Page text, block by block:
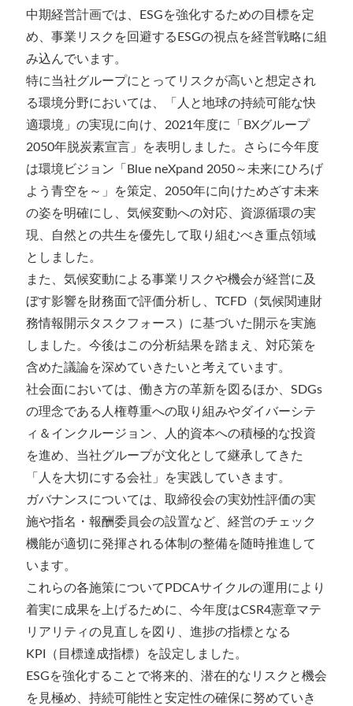
中期経営計画では、ESGを強化するための目標を定
め、事業リスクを回避するESGの視点を経営戦略に組
み込んでいます。
特に当社グループにとってリスクが高いと想定され
る環境分野においては、「人と地球の持続可能な快
適環境」の実現に向け、2021年度に「BXグループ
2050年脱炭素宣言」を表明しました。さらに今年度
は環境ビジョン「Blue neXpand 2050～未来にひろげ
よう青空を～」を策定、2050年に向けためざす未来
の姿を明確にし、気候変動への対応、資源循環の実
現、自然との共生を優先して取り組むべき重点領域
としました。
また、気候変動による事業リスクや機会が経営に及
ぼす影響を財務面で評価分析し、TCFD（気候関連財
務情報開示タスクフォース）に基づいた開示を実施
しました。今後はこの分析結果を踏まえ、対応策を
含めた議論を深めていきたいと考えています。
社会面においては、働き方の革新を図るほか、SDGs
の理念である人権尊重への取り組みやダイバーシテ
ィ＆インクルージョン、人的資本への積極的な投資
を進め、当社グループが文化として継承してきた
「人を大切にする会社」を実践していきます。
ガバナンスについては、取締役会の実効性評価の実
施や指名・報酬委員会の設置など、経営のチェック
機能が適切に発揮される体制の整備を随時推進して
います。
これらの各施策についてPDCAサイクルの運用により
着実に成果を上げるために、今年度はCSR4憲章マテ
リアリティの見直しを図り、進捗の指標となる
KPI（目標達成指標）を設定しました。
ESGを強化することで将来的、潜在的なリスクと機会
を見極め、持続可能性と安定性の確保に努めていき